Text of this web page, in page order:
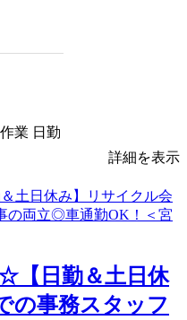
業 日勤
詳細を表示
【日勤＆土日休
の事務スタッフ